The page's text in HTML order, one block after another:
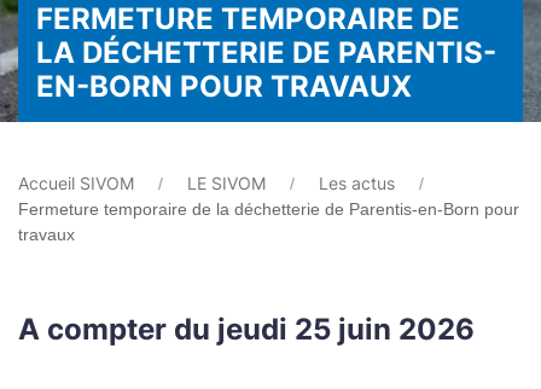
FERMETURE TEMPORAIRE DE
LA DÉCHETTERIE DE PARENTIS-
EN-BORN POUR TRAVAUX
Accueil SIVOM LE SIVOM Les actus
Fermeture temporaire de la déchetterie de Parentis-en-Born pour
travaux
A compter du jeudi 25 juin 2026